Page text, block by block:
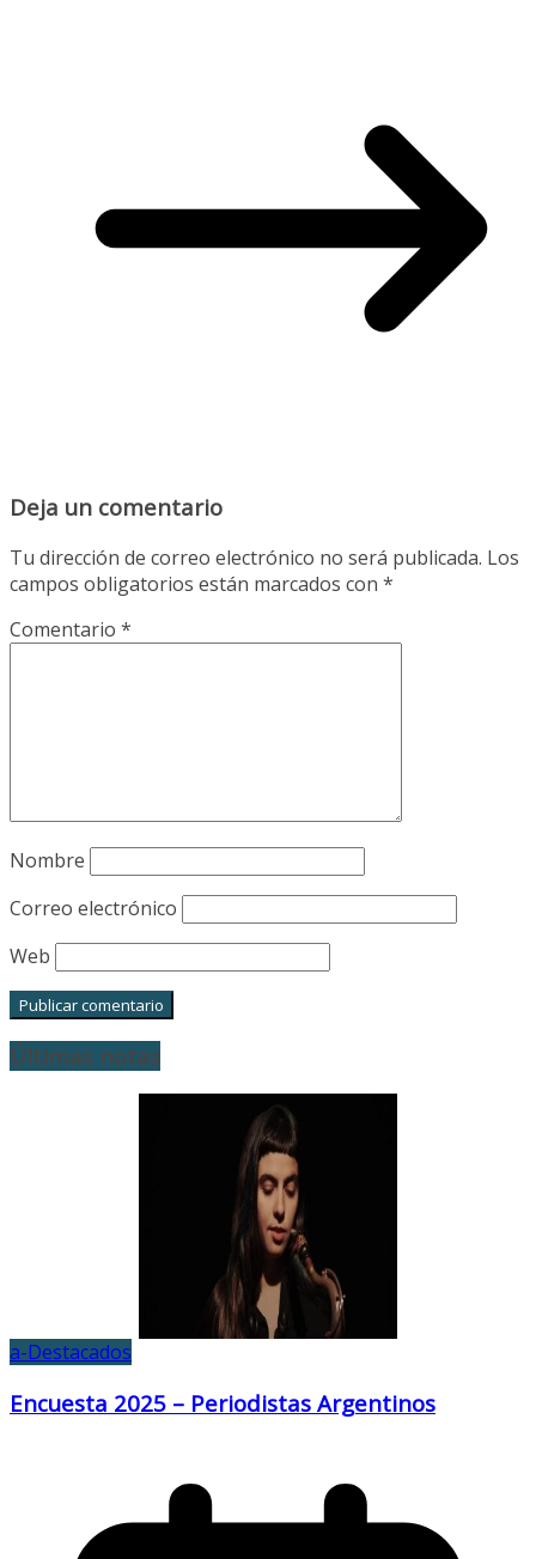
Deja un comentario
Tu dirección de correo electrónico no será publicada. Los
campos obligatorios están marcados con *
Comentario *
Nombre
Correo electrónico
Web
Últimas notas
a-Destacados
Encuesta 2025 – Periodistas Argentinos